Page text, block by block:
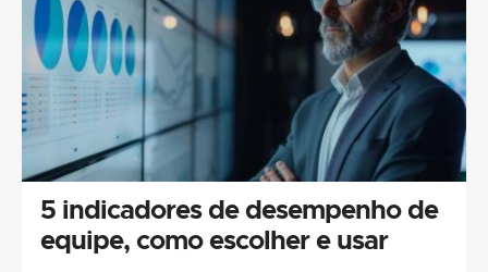
5 indicadores de desempenho de
equipe, como escolher e usar